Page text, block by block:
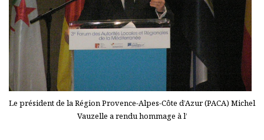
Le président de la Région Provence-Alpes-Côte d’Azur (PACA) Michel
Vauzelle a rendu hommage à l’